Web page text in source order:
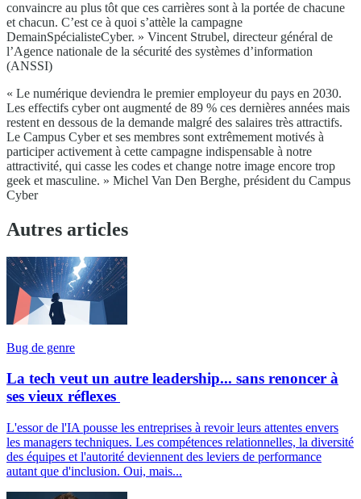
convaincre au plus tôt que ces carrières sont à la portée de chacune
et chacun. C’est ce à quoi s’attèle la campagne
DemainSpécialisteCyber. » Vincent Strubel, directeur général de
l’Agence nationale de la sécurité des systèmes d’information
(ANSSI)
« Le numérique deviendra le premier employeur du pays en 2030.
Les effectifs cyber ont augmenté de 89 % ces dernières années mais
restent en dessous de la demande malgré des salaires très attractifs.
Le Campus Cyber et ses membres sont extrêmement motivés à
participer activement à cette campagne indispensable à notre
attractivité, qui casse les codes et change notre image encore trop
geek et masculine. » Michel Van Den Berghe, président du Campus
Cyber
Autres articles
Bug de genre
La tech veut un autre leadership... sans renoncer à
ses vieux réflexes
L'essor de l'IA pousse les entreprises à revoir leurs attentes envers
les managers techniques. Les compétences relationnelles, la diversité
des équipes et l'autorité deviennent des leviers de performance
autant que d'inclusion. Oui, mais...